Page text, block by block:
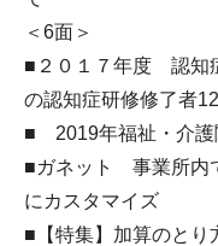
＜6面＞
■２０１７年度 認
の認知症研修修了者
■ 2019年福祉・介護
■ガネット 事業所内
にカスタマイズ
■【特集】加算のとり